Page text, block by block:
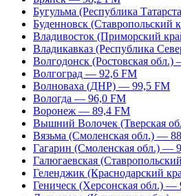
Бугульма (Республика
Буденновск (Ставропольский
Владивосток (Приморский
Владикавказ (Республика
Волгодонск (Ростовская
Волгоград — 92,6 FM
Волноваха (ДНР) — 99,5 FM
Вологда — 96,0 FM
Воронеж — 89,4 FM
Вышний Волочек (Тверская
Вязьма (Смоленская обл.) —
Гагарин (Смоленская обл.) —
Галюгаевская
Геленджик (Краснодарский
Геническ (Херсонская обл.) —